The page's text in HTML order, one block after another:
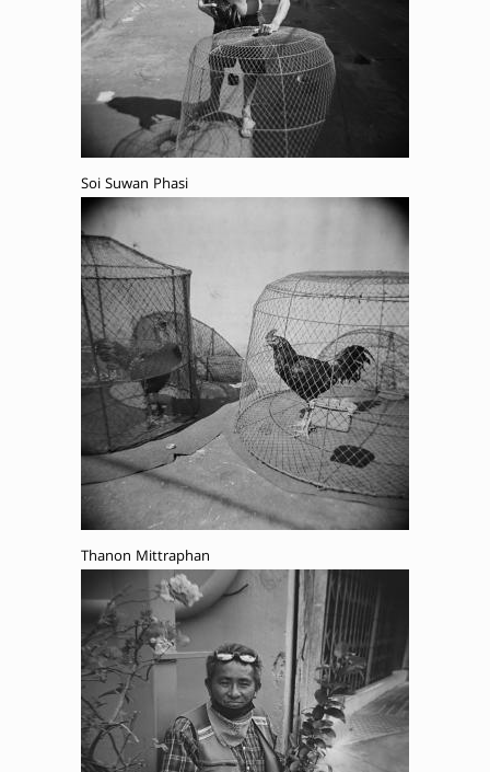
Soi Suwan Phasi
Thanon Mittraphan